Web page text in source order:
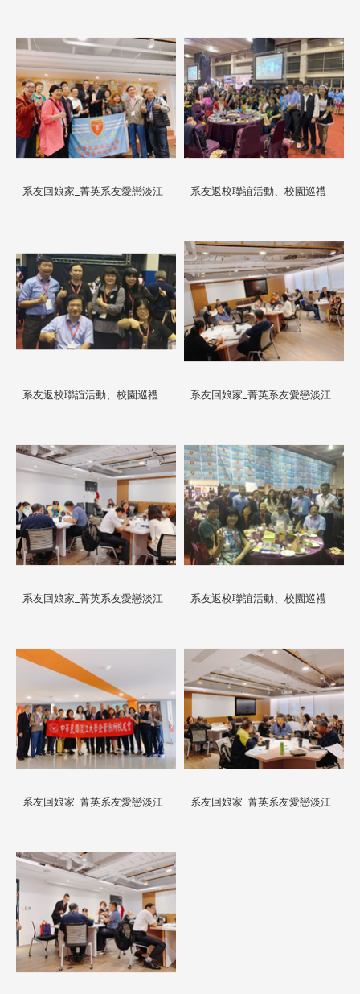
系友回娘家_菁英系友愛戀淡江 系友返校聯誼活動、校園巡禮
系友返校聯誼活動、校園巡禮 系友回娘家_菁英系友愛戀淡江
系友回娘家_菁英系友愛戀淡江 系友返校聯誼活動、校園巡禮
系友回娘家_菁英系友愛戀淡江 系友回娘家_菁英系友愛戀淡江